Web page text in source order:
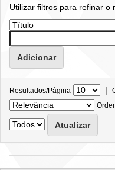
Utilizar filtros para refinar o
Resultados/Página |